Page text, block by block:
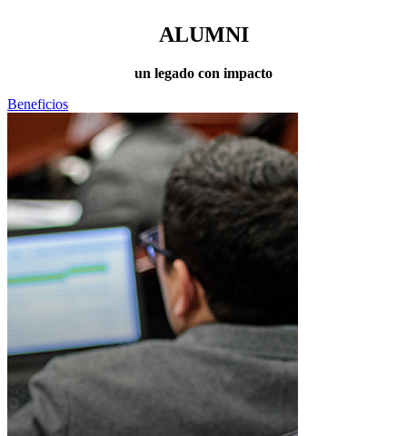
ALUMNI
un legado con impacto
Beneficios